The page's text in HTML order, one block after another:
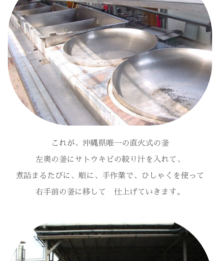
これが、沖縄県唯一の直火式の釜
左奥の釜にサトウキビの絞り汁を入れて、
煮詰まるたびに、順に、手作業で、ひしゃくを使って
右手前の釜に移して 仕上げていきます。